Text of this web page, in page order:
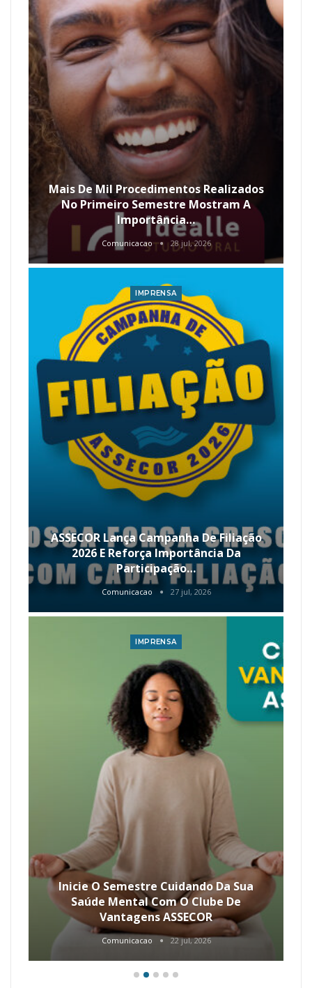
Mais De Mil Procedimentos Realizados
No Primeiro Semestre Mostram A
Importância…
Comunicacao 28 jul, 2026
IMPRENSA
ASSECOR Lança Campanha De Filiação
2026 E Reforça Importância Da
Participação…
Comunicacao 27 jul, 2026
IMPRENSA
Inicie O Semestre Cuidando Da Sua
Saúde Mental Com O Clube De
Vantagens ASSECOR
Comunicacao 22 jul, 2026